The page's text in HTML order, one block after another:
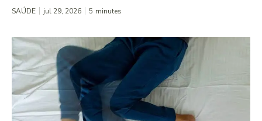
SAÚDE jul 29, 2026 5 minutes